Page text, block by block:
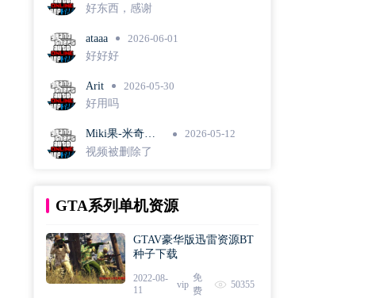
好东西，感谢
ataaa
2026-06-01
好好好
Arit
2026-05-30
好用吗
Miki果-米奇队
长
2026-05-12
视频被删除了
GTA系列单机资源
GTAV豪华版迅雷资源BT
种子下载
2022-08-
11
vip
免
费
50355